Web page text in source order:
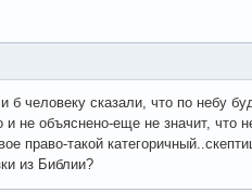
б человеку сказали, что по небу
не объяснено-еще не значит, что
такой
из Библии?